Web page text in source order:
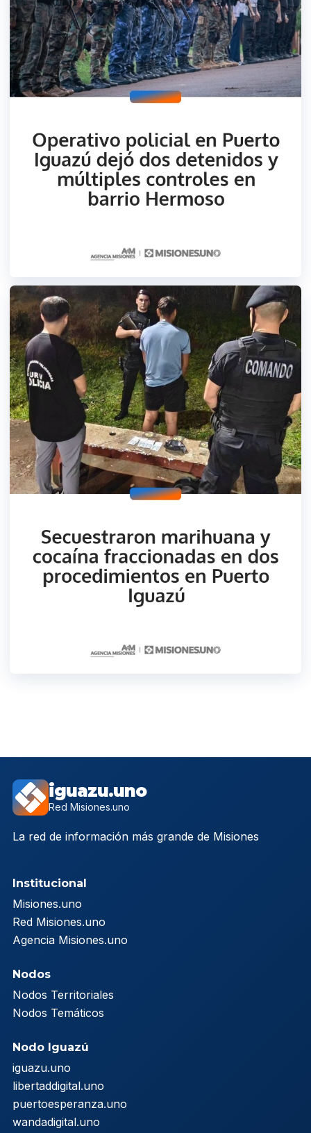
iguazu.uno
Red Misiones.uno
La red de información más grande de Misiones
Institucional
Misiones.uno
Red Misiones.uno
Agencia Misiones.uno
Nodos
Nodos Territoriales
Nodos Temáticos
Nodo Iguazú
iguazu.uno
libertaddigital.uno
puertoesperanza.uno
wandadigital.uno